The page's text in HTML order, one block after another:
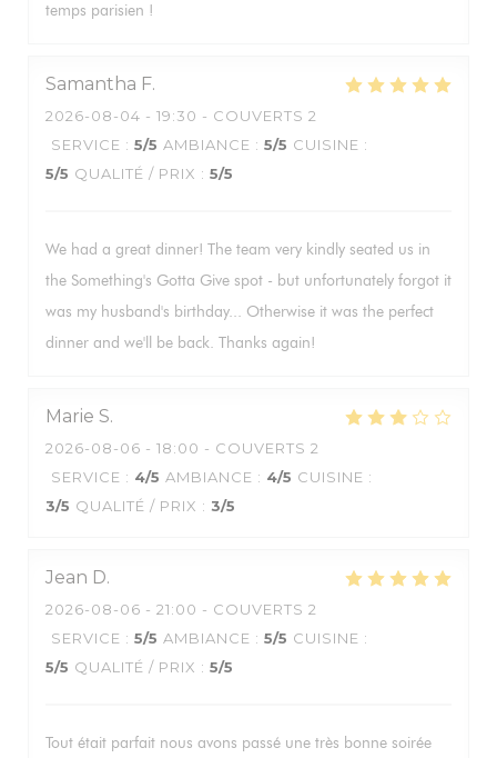
temps parisien !
Samantha F
2026-08-04 - 19:30 - COUVERTS 2
SERVICE : 5/5 AMBIANCE : 5/5 CUISINE :
5/5 QUALITÉ / PRIX : 5/5
We had a great dinner! The team very kindly seated us in
the Something's Gotta Give spot - but unfortunately forgot it
was my husband's birthday... Otherwise it was the perfect
dinner and we'll be back. Thanks again!
Marie S
2026-08-06 - 18:00 - COUVERTS 2
SERVICE : 4/5 AMBIANCE : 4/5 CUISINE :
3/5 QUALITÉ / PRIX : 3/5
Jean D
2026-08-06 - 21:00 - COUVERTS 2
SERVICE : 5/5 AMBIANCE : 5/5 CUISINE :
5/5 QUALITÉ / PRIX : 5/5
Tout était parfait nous avons passé une très bonne soirée